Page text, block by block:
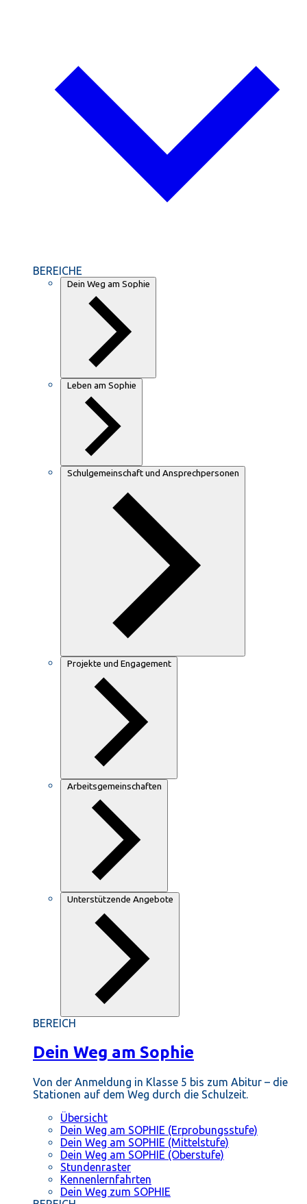
BEREICHE
Dein Weg am Sophie
Leben am Sophie
Schulgemeinschaft und Ansprechpersonen
Projekte und Engagement
Arbeitsgemeinschaften
Unterstützende Angebote
BEREICH
Dein Weg am Sophie
Von der Anmeldung in Klasse 5 bis zum Abitur – die
Stationen auf dem Weg durch die Schulzeit.
Übersicht
Dein Weg am SOPHIE (Erprobungsstufe)
Dein Weg am SOPHIE (Mittelstufe)
Dein Weg am SOPHIE (Oberstufe)
Stundenraster
Kennenlernfahrten
Dein Weg zum SOPHIE